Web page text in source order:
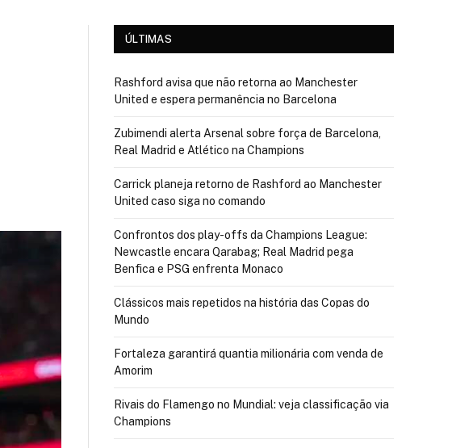
ÚLTIMAS
Rashford avisa que não retorna ao Manchester
United e espera permanência no Barcelona
Zubimendi alerta Arsenal sobre força de Barcelona,
Real Madrid e Atlético na Champions
Carrick planeja retorno de Rashford ao Manchester
United caso siga no comando
Confrontos dos play-offs da Champions League:
Newcastle encara Qarabag; Real Madrid pega
Benfica e PSG enfrenta Monaco
Clássicos mais repetidos na história das Copas do
Mundo
Fortaleza garantirá quantia milionária com venda de
Amorim
Rivais do Flamengo no Mundial: veja classificação via
Champions